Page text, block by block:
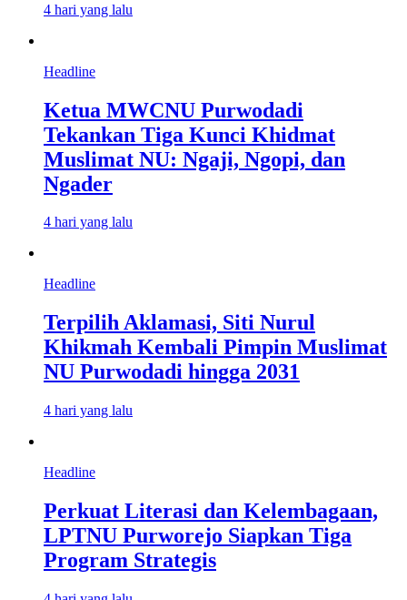
4 hari yang lalu
Headline
Ketua MWCNU Purwodadi
Tekankan Tiga Kunci Khidmat
Muslimat NU: Ngaji, Ngopi, dan
Ngader
4 hari yang lalu
Headline
Terpilih Aklamasi, Siti Nurul
Khikmah Kembali Pimpin Muslimat
NU Purwodadi hingga 2031
4 hari yang lalu
Headline
Perkuat Literasi dan Kelembagaan,
LPTNU Purworejo Siapkan Tiga
Program Strategis